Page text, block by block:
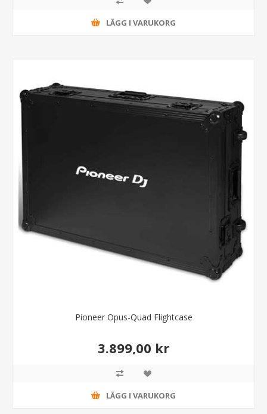
LÄGG I VARUKORG
Pioneer Opus-Quad Flightcase
3.899,00 kr
LÄGG I VARUKORG